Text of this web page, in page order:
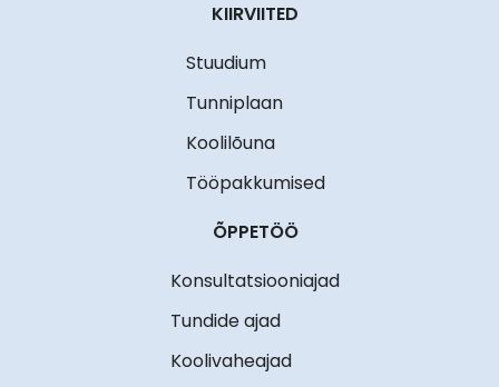
KIIRVIITED
Stuudium
Tunniplaan
Koolilõuna
Tööpakkumised
ÕPPETÖÖ
Konsultatsiooniajad
Tundide ajad
Koolivaheajad